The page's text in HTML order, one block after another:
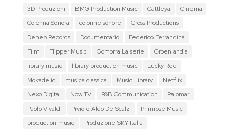
3D Produzioni BMG Production Music Cattleya
Cinema
Colonna Sonora
colonne sonore
Cross Productions
Deneb Records
Documentario
Federico Ferrandina
Film
Flipper Music Gomorra La serie
Groenlandia
library music
library production music
Lucky Red
Mokadelic
musica classica Music Library
Netflix
Nexo Digital
Now TV P&B Communication
Palomar
Paolo Vivaldi
Pivio e Aldo De Scalzi
Primrose Music
production music
Produzione SKY Italia